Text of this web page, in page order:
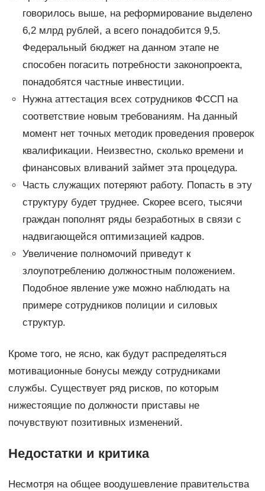
говорилось выше, на реформирование выделено
6,2 млрд рублей, а всего понадобится 9,5.
Федеральный бюджет на данном этапе не
способен погасить потребности законопроекта,
понадобятся частные инвестиции.
Нужна аттестация всех сотрудников ФССП на
соответствие новым требованиям. На данный
момент нет точных методик проведения проверок
квалификации. Неизвестно, сколько времени и
финансовых вливаний займет эта процедура.
Часть служащих потеряют работу. Попасть в эту
структуру будет труднее. Скорее всего, тысячи
граждан пополнят ряды безработных в связи с
надвигающейся оптимизацией кадров.
Увеличение полномочий приведут к
злоупотреблению должностным положением.
Подобное явление уже можно наблюдать на
примере сотрудников полиции и силовых
структур.
Кроме того, не ясно, как будут распределяться
мотивационные бонусы между сотрудниками
службы. Существует ряд рисков, по которым
нижестоящие по должности приставы не
почувствуют позитивных изменений.
Недостатки и критика
Несмотря на общее воодушевление правительства